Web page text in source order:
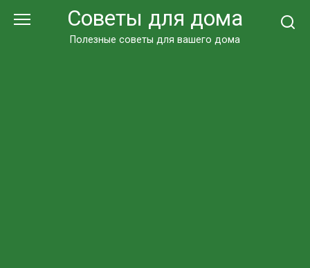
Советы для дома
Полезные советы для вашего дома